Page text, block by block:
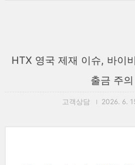
HTX 영국 제재 이슈, 바이
출금 주의
고객상담 2026. 6.